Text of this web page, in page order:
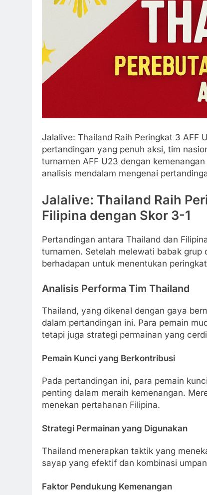
Jalalive: Thailand Raih Peringkat 3 AFF
pertandingan yang penuh aksi, tim
turnamen AFF U23 dengan
analisis mendalam mengenai
Jalalive: Thailand Raih
Filipina dengan Skor 3-1
Pertandingan antara Thailand dan
turnamen. Setelah melewati babak
berhadapan untuk menentukan
Analisis Performa Tim Thailand
Thailand, yang dikenal dengan gaya
dalam pertandingan ini. Para pemain
tetapi juga strategi permainan yang
Pemain Kunci yang Berkontribusi
Pada pertandingan ini, para pemain
penting dalam meraih kemenangan.
menekan pertahanan Filipina.
Strategi Permainan yang Digunakan
Thailand menerapkan taktik yang
sayap yang efektif dan kombinasi
Faktor Pendukung Kemenangan